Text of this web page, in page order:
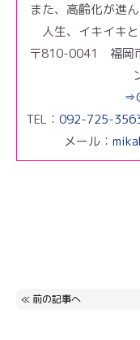
また、高齢化が進
人生、イキイキ
〒810-0041 福岡
TEL： 092-725-
メール：
≪ 前の記事へ